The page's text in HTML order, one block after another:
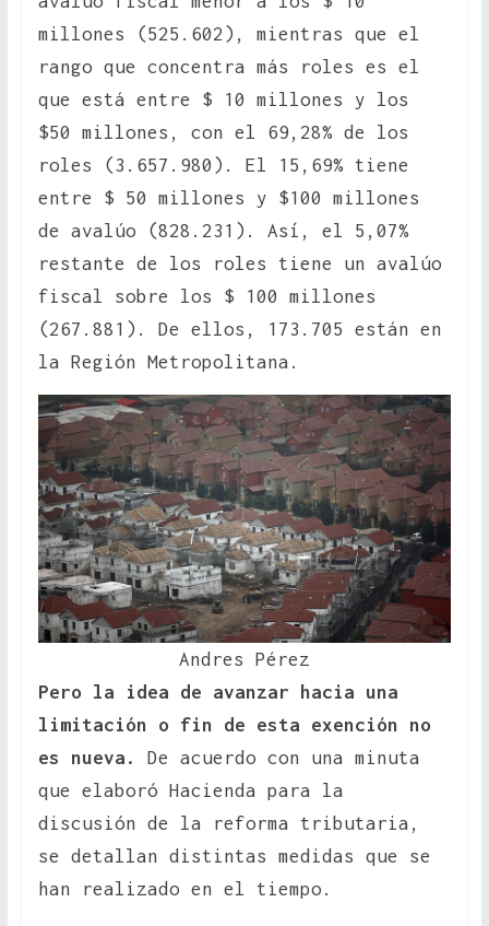
millones (525.602), mientras que el
rango que concentra más roles es el
que está entre $ 10 millones y los
$50 millones, con el 69,28% de los
roles (3.657.980). El 15,69% tiene
entre $ 50 millones y $100 millones
de avalúo (828.231). Así, el 5,07%
restante de los roles tiene un avalúo
fiscal sobre los $ 100 millones
(267.881). De ellos, 173.705 están en
la Región Metropolitana.
Andres Pérez
Pero la idea de avanzar hacia una
limitación o fin de esta exención no
es nueva.
De acuerdo con una minuta
que elaboró Hacienda para la
discusión de la reforma tributaria,
se detallan distintas medidas que se
han realizado en el tiempo.